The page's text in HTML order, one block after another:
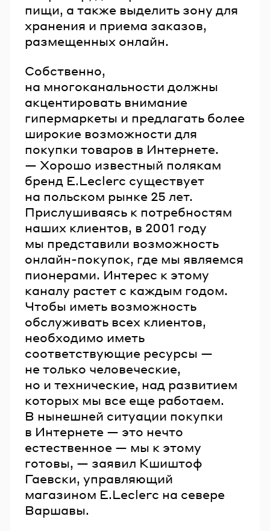
пищи, а также выделить зону для
хранения и приема заказов,
размещенных онлайн.
Собственно,
на многоканальности должны
акцентировать внимание
гипермаркеты и предлагать более
широкие возможности для
покупки товаров в Интернете.
— Хорошо известный полякам
бренд E.Leclerc существует
на польском рынке 25 лет.
Прислушиваясь к потребностям
наших клиентов, в 2001 году
мы представили возможность
онлайн-покупок, где мы являемся
пионерами. Интерес к этому
каналу растет с каждым годом.
Чтобы иметь возможность
обслуживать всех клиентов,
необходимо иметь
соответствующие ресурсы —
не только человеческие,
но и технические, над развитием
которых мы все еще работаем.
В нынешней ситуации покупки
в Интернете — это нечто
естественное — мы к этому
готовы, — заявил Кшиштоф
Гаевски, управляющий
магазином E.Leclerc на севере
Варшавы.